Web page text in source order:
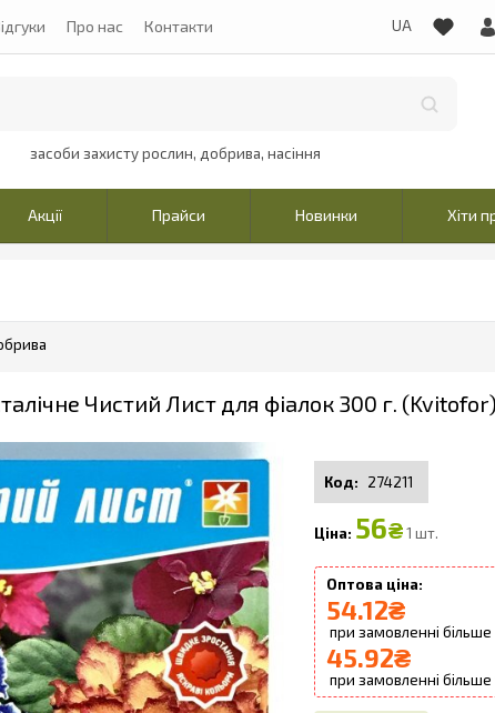
Про нас Контакти
засоби захисту рослин, добрива, насіння
Акції Прайси Новинки Хіти
Чистий Лист для фіалок 300 г. (Kvitofor)
274211
56₴ 1 шт.
54.12₴
45.92₴